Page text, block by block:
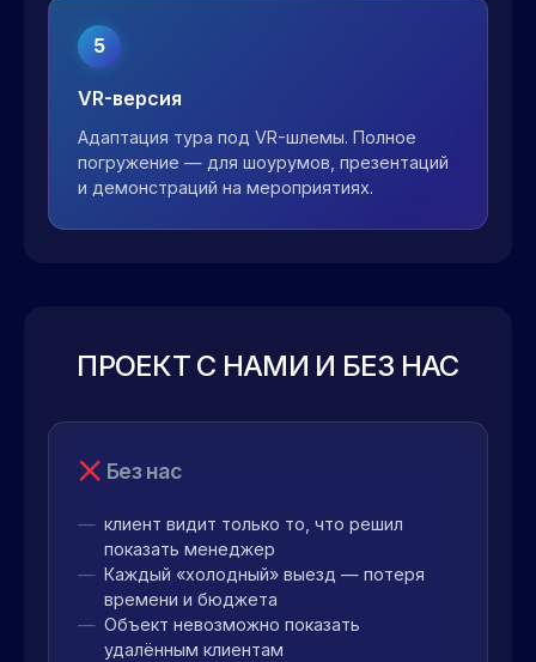
5
VR-версия
Адаптация тура под VR-шлемы. Полное
погружение — для шоурумов, презентаций
и демонстраций на мероприятиях.
ПРОЕКТ С НАМИ И БЕЗ НАС
Без нас
клиент видит только то, что решил
показать менеджер
Каждый «холодный» выезд — потеря
времени и бюджета
Объект невозможно показать
удалённым клиентам